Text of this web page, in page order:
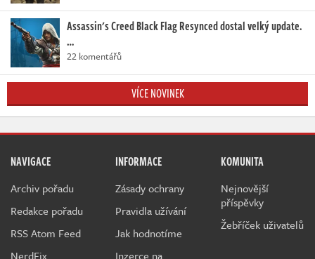
Assassin's Creed Black Flag Resynced dostal velký update.
…
22 komentářů
VÍCE NOVINEK
NAVIGACE
Archiv pořadu
Redakce pořadu
RSS Atom Feed
NerdFix
INFORMACE
Zásady ochrany
Pravidla užívání
Jak hodnotíme
Inzerce na
KOMUNITA
Nejnovější
příspěvky
Žebříček uživatelů